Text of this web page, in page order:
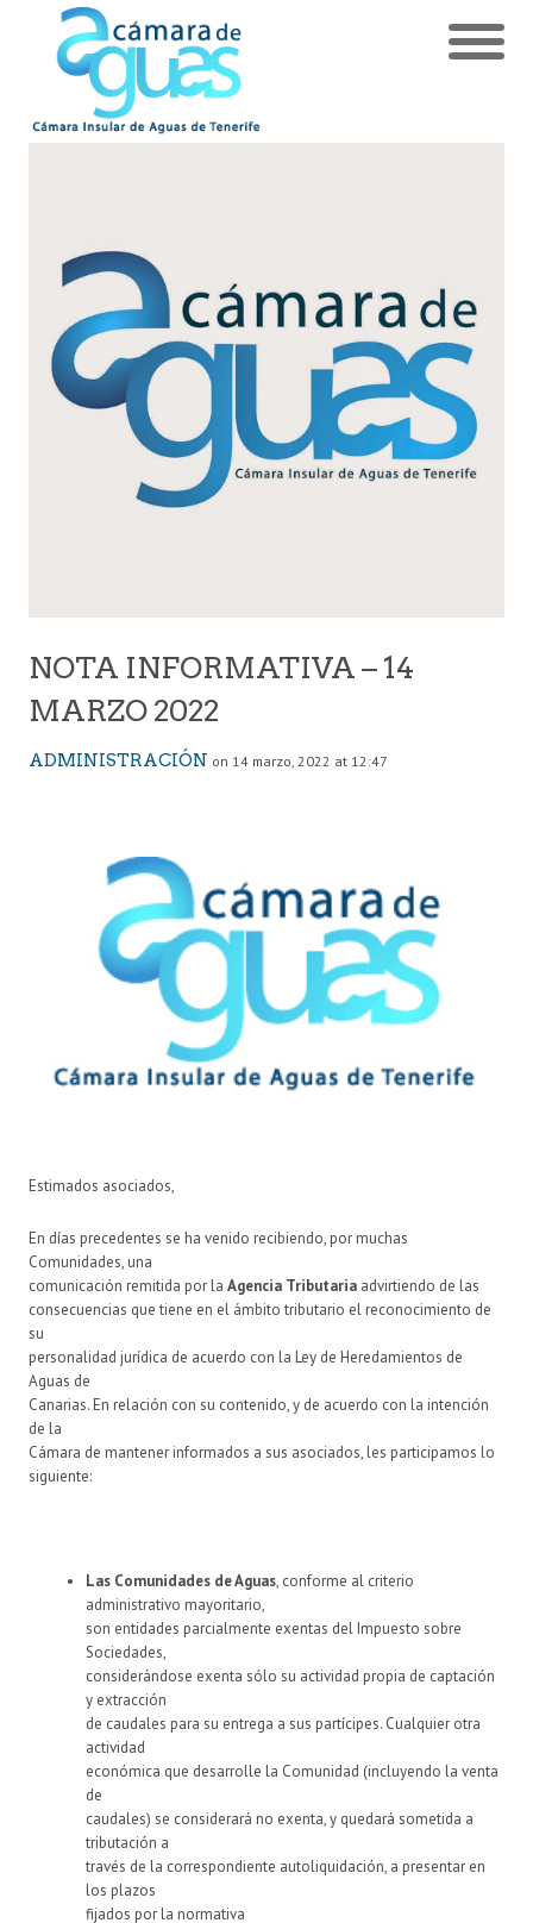
NOTA INFORMATIVA – 14
MARZO 2022
ADMINISTRACIÓN on 14 marzo, 2022 at 12:47
Estimados asociados,
En días precedentes se ha venido recibiendo, por muchas
Comunidades, una
comunicación remitida por la Agencia Tributaria advirtiendo de las
consecuencias que tiene en el ámbito tributario el reconocimiento de
su
personalidad jurídica de acuerdo con la Ley de Heredamientos de
Aguas de
Canarias. En relación con su contenido, y de acuerdo con la intención
de la
Cámara de mantener informados a sus asociados, les participamos lo
siguiente:
Las Comunidades de Aguas, conforme al criterio
administrativo mayoritario,
son entidades parcialmente exentas del Impuesto sobre
Sociedades,
considerándose exenta sólo su actividad propia de captación
y extracción
de caudales para su entrega a sus partícipes. Cualquier otra
actividad
económica que desarrolle la Comunidad (incluyendo la venta
de
caudales) se considerará no exenta, y quedará sometida a
tributación a
través de la correspondiente autoliquidación, a presentar en
los plazos
fijados por la normativa